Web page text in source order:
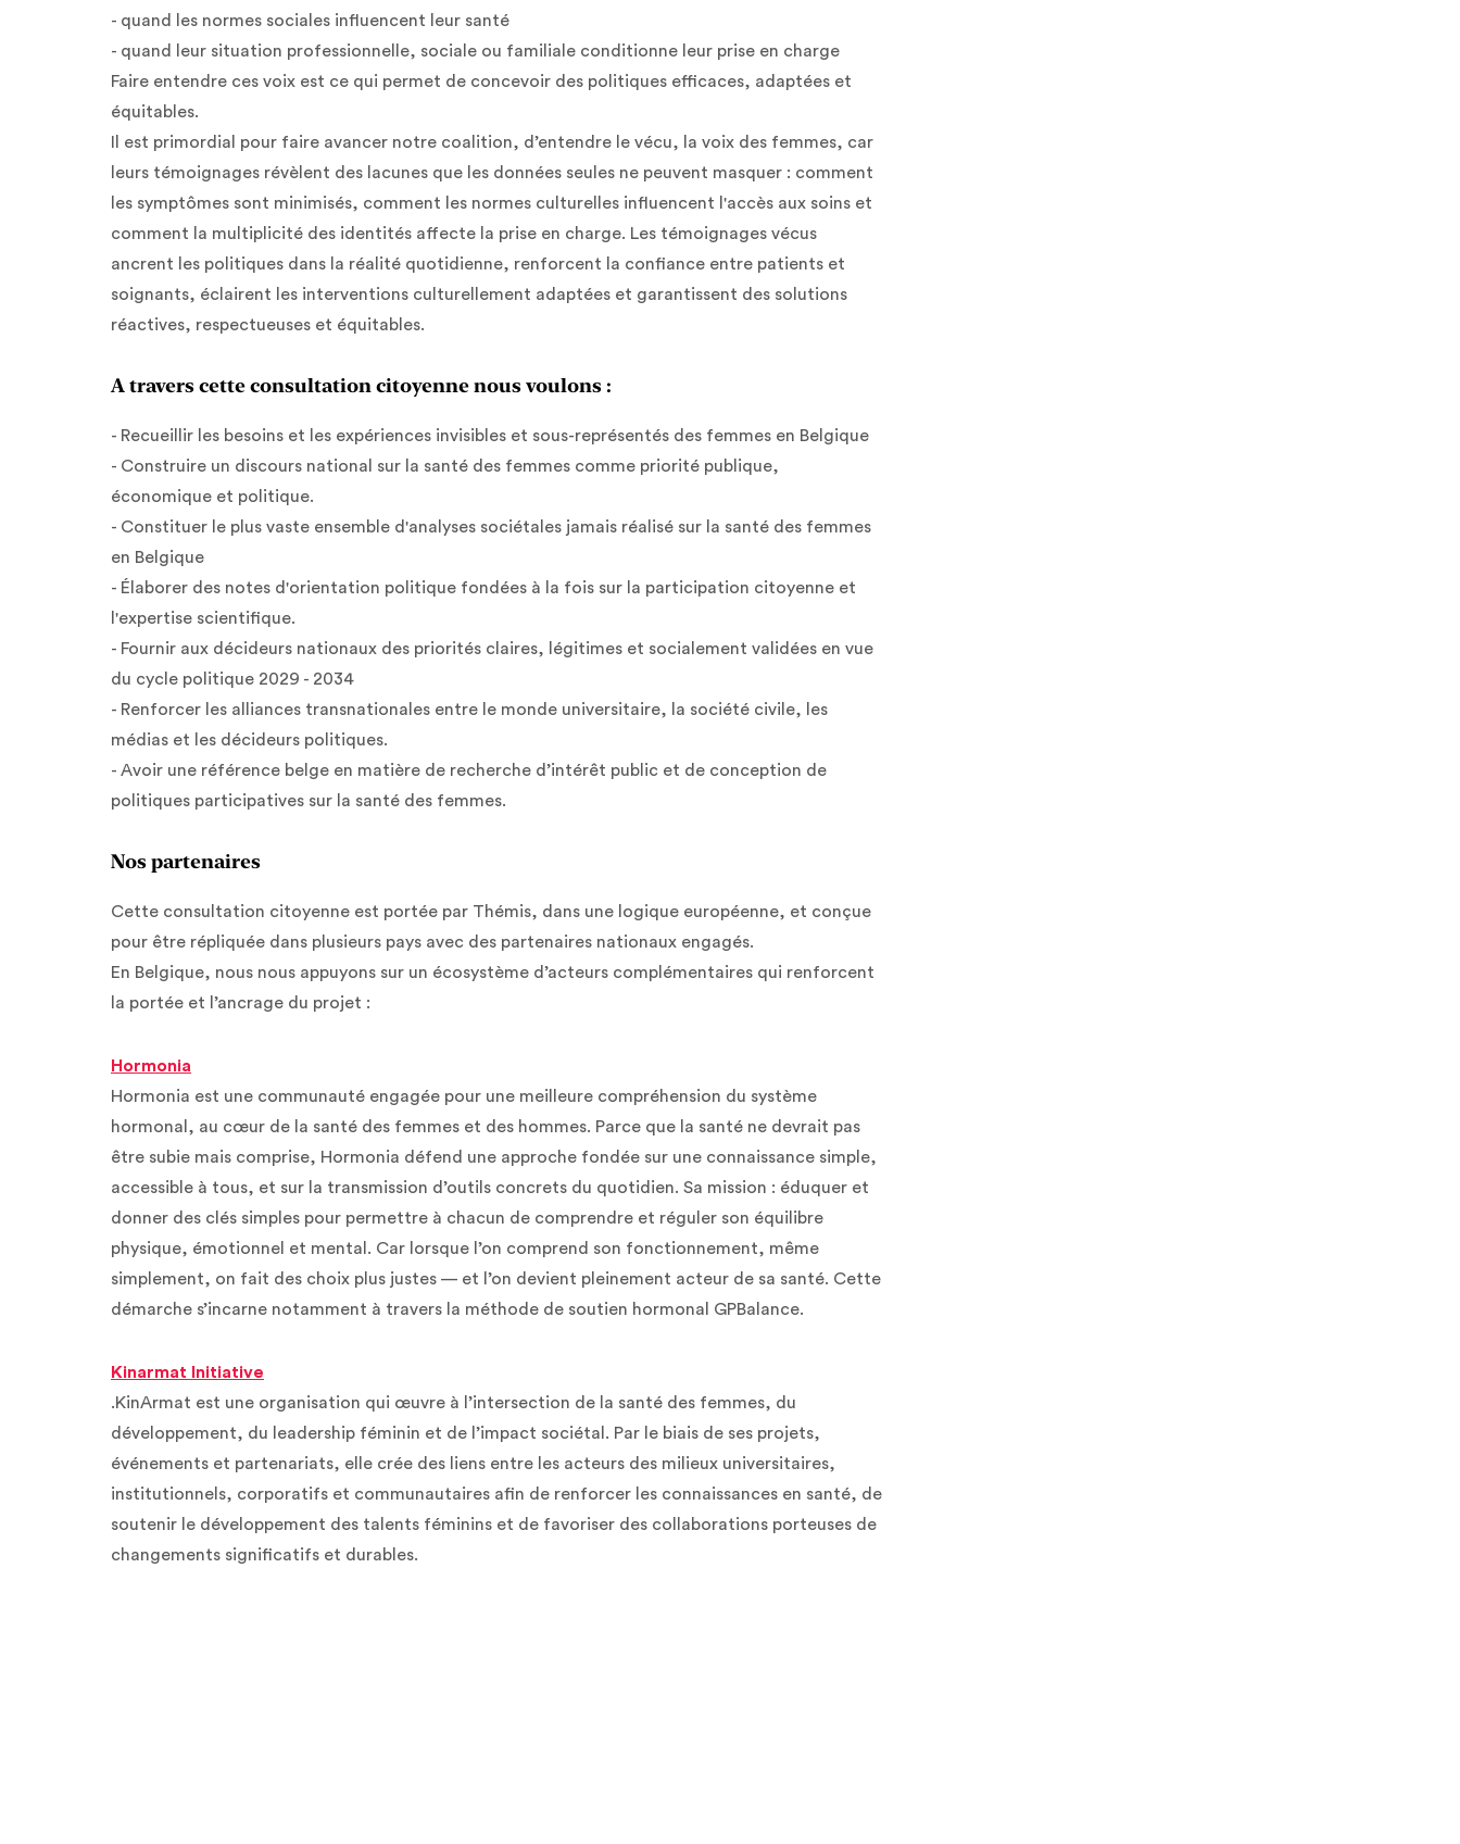
- quand les normes sociales influencent leur santé
- quand leur situation professionnelle, sociale ou familiale conditionne leur prise en charge
Faire entendre ces voix est ce qui permet de concevoir des politiques efficaces, adaptées et
équitables.
Il est primordial pour faire avancer notre coalition, d’entendre le vécu, la voix des femmes, car
leurs témoignages révèlent des lacunes que les données seules ne peuvent masquer : comment
les symptômes sont minimisés, comment les normes culturelles influencent l'accès aux soins et
comment la multiplicité des identités affecte la prise en charge. Les témoignages vécus
ancrent les politiques dans la réalité quotidienne, renforcent la confiance entre patients et
soignants, éclairent les interventions culturellement adaptées et garantissent des solutions
réactives, respectueuses et équitables.
A travers cette consultation citoyenne nous voulons :
- Recueillir les besoins et les expériences invisibles et sous-représentés des femmes en Belgique
- Construire un discours national sur la santé des femmes comme priorité publique,
économique et politique.
- Constituer le plus vaste ensemble d'analyses sociétales jamais réalisé sur la santé des femmes
en Belgique
- Élaborer des notes d'orientation politique fondées à la fois sur la participation citoyenne et
l'expertise scientifique.
- Fournir aux décideurs nationaux des priorités claires, légitimes et socialement validées en vue
du cycle politique 2029 - 2034
- Renforcer les alliances transnationales entre le monde universitaire, la société civile, les
médias et les décideurs politiques.
- Avoir une référence belge en matière de recherche d’intérêt public et de conception de
politiques participatives sur la santé des femmes.
Nos partenaires
Cette consultation citoyenne est portée par Thémis, dans une logique européenne, et conçue
pour être répliquée dans plusieurs pays avec des partenaires nationaux engagés.
En Belgique, nous nous appuyons sur un écosystème d’acteurs complémentaires qui renforcent
la portée et l’ancrage du projet :
Hormonia
Hormonia est une communauté engagée pour une meilleure compréhension du système
hormonal, au cœur de la santé des femmes et des hommes. Parce que la santé ne devrait pas
être subie mais comprise, Hormonia défend une approche fondée sur une connaissance simple,
accessible à tous, et sur la transmission d’outils concrets du quotidien. Sa mission : éduquer et
donner des clés simples pour permettre à chacun de comprendre et réguler son équilibre
physique, émotionnel et mental. Car lorsque l’on comprend son fonctionnement, même
simplement, on fait des choix plus justes — et l’on devient pleinement acteur de sa santé. Cette
démarche s’incarne notamment à travers la méthode de soutien hormonal GPBalance.
Kinarmat Initiative
.KinArmat est une organisation qui œuvre à l’intersection de la santé des femmes, du
développement, du leadership féminin et de l’impact sociétal. Par le biais de ses projets,
événements et partenariats, elle crée des liens entre les acteurs des milieux universitaires,
institutionnels, corporatifs et communautaires afin de renforcer les connaissances en santé, de
soutenir le développement des talents féminins et de favoriser des collaborations porteuses de
changements significatifs et durables.